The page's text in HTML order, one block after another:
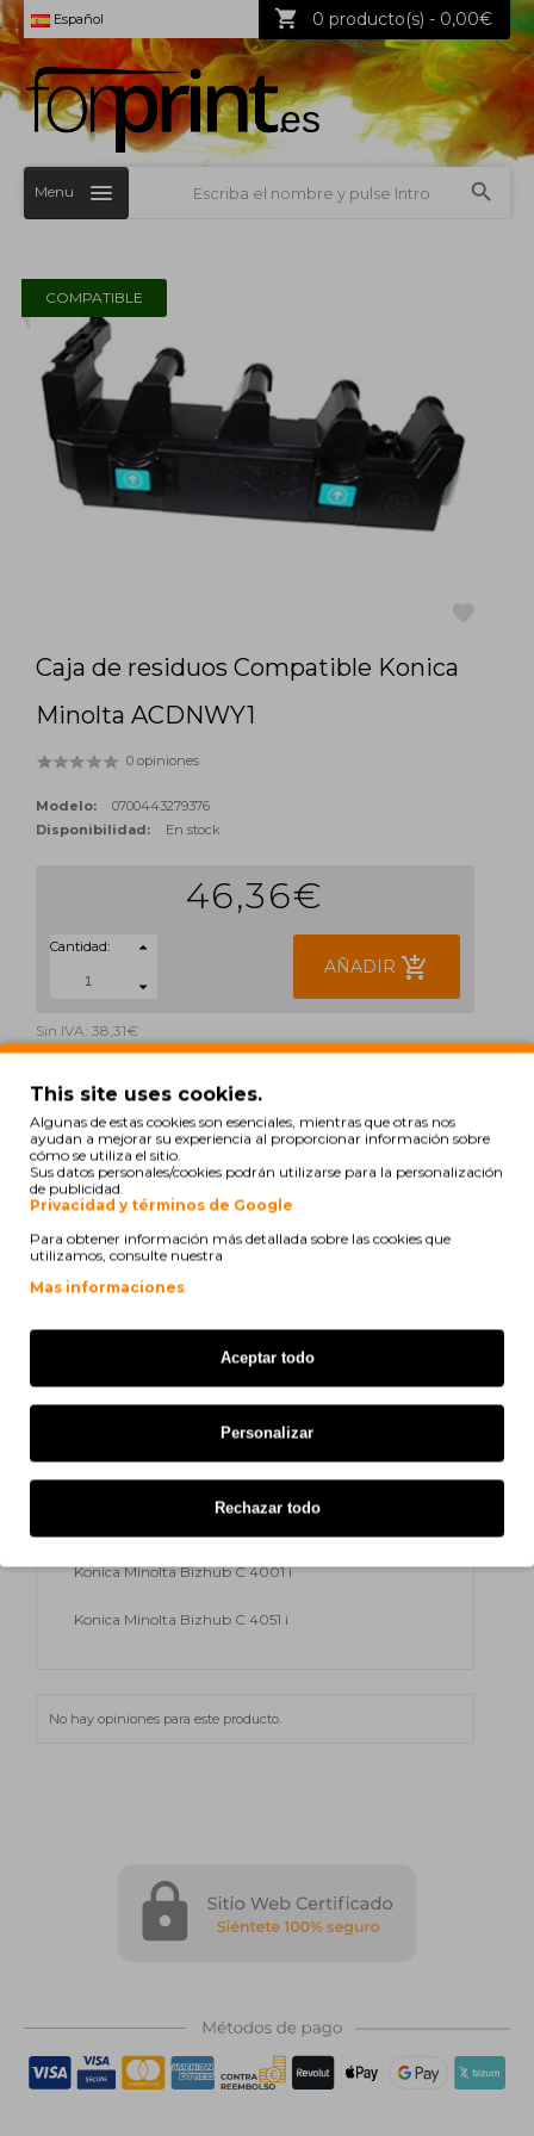
Español 0 producto(s) - 0,00€
Menu
COMPATIBLE
Caja de residuos Compatible Konica
Minolta ACDNWY1
0 opiniones
Modelo:
0700443279376
Disponibilidad:
En stock
46,36€
Cantidad:
AÑADIR add_shopping_cart
Sin IVA: 38,31€
ETIQUETAS:
WB-P08 ACDNWY1
printVer compatibilidad
Konica Minolta Bizhub C 3300 i
Konica Minolta Bizhub C 3350 i
Konica Minolta Bizhub C 4000 i
Olivetti d-Color MF 3302
Konica Minolta Bizhub C 3301 i
Konica Minolta Bizhub C 4001 i
Konica Minolta Bizhub C 4051 i
No hay opiniones para este producto.
This site uses cookies.
Algunas de estas cookies son esenciales, mientras que otras nos
ayudan a mejorar su experiencia al proporcionar información sobre
cómo se utiliza el sitio.
Sus datos personales/cookies podrán utilizarse para la personalización
de publicidad.
Privacidad y términos de Google
Para obtener información más detallada sobre las cookies que
utilizamos, consulte nuestra
Mas informaciones
Aceptar todo
Personalizar
Rechazar todo